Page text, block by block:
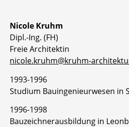
Nicole Kruhm
Dipl.-Ing. (FH)
Freie Architektin
nicole.kruhm@kruhm-
1993-1996
Studium Bauingenieurwesen in
1996-1998
Bauzeichnerausbildung in